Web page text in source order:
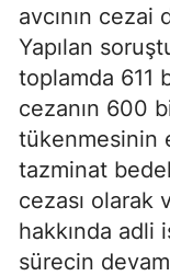
avcının cezai
Yapılan
toplamda 611
cezanın 600
tükenmesinin
tazminat
cezası olarak
hakkında adli
sürecin